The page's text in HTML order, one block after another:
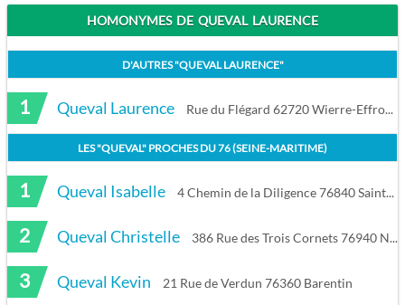
HOMONYMES DE QUEVAL LAURENCE
D'AUTRES "QUEVAL LAURENCE"
1 Queval Laurence Rue du Flégard 62720 Wierre-Effroy
LES "QUEVAL" PROCHES DU76 (SEINE-MARITIME)
1 Queval Isabelle 4 Chemin de la Diligence 76840 Saint-Martin-de-Boscherville
2 Queval Christelle 386 Rue des Trois Cornets 76940 Notre-Dame-de-Bliquetuit
3 Queval Kevin 21 Rue de Verdun 76360 Barentin